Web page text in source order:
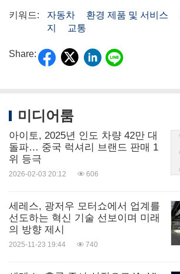
키워드: 자동차 환경 제품 및 서비스
지
교통
Share:
미디어룸
아이토, 2025년 인도 차량 42만 대
돌파… 중국 럭셔리 브랜드 판매 1
위 등극
2026-02-03 20:12 606
세레스, 광저우 모터쇼에서 업계를
선도하는 혁신 기술 선보이며 미래
의 방향 제시
2025-11-23 19:44 740